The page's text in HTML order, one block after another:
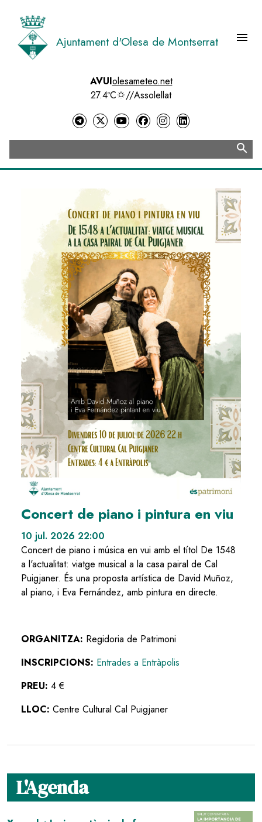
contingut
Ajuntament d'Olesa de Montserrat menu
AVUIolesameteo.net
27.4ºC
//Assolellat
search
Concert de piano i pintura en viu
10 jul. 2026 22:00
Concert de piano i música en vui amb el títol De 1548
a l'actualitat: viatge musical a la casa pairal de Cal
Puigjaner. És una proposta artística de David Muñoz,
al piano, i Eva Fernández, amb pintura en directe.
ORGANITZA: Regidoria de Patrimoni
INSCRIPCIONS: Entrades a Entràpolis
PREU: 4 €
LLOC: Centre Cultural Cal Puigjaner
L'Agenda
Image